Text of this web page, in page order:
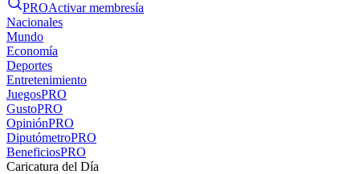
PROActivar membresía
Nacionales
Mundo
Economía
Deportes
Entretenimiento
JuegosPRO
GustoPRO
OpiniónPRO
DiputómetroPRO
BeneficiosPRO
Caricatura del Día